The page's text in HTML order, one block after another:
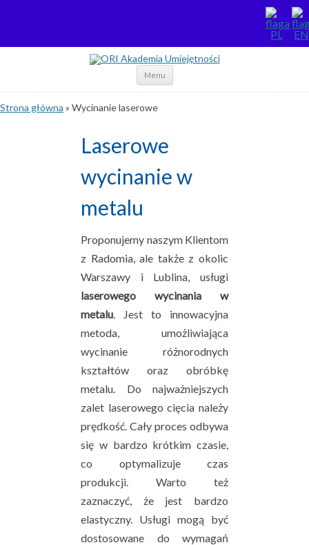
Menu Skip to content
Strona główna » Wycinanie laserowe
Laserowe
wycinanie w
metalu
Proponujemy naszym Klientom
z Radomia, ale także z okolic
Warszawy i Lublina, usługi
laserowego wycinania w
metalu. Jest to innowacyjna
metoda, umożliwiająca
wycinanie różnorodnych
kształtów oraz obróbkę
metalu. Do najważniejszych
zalet laserowego cięcia należy
prędkość. Cały proces odbywa
się w bardzo krótkim czasie,
co optymalizuje czas
produkcji. Warto też
zaznaczyć, że jest bardzo
elastyczny. Usługi mogą być
dostosowane do wymagań